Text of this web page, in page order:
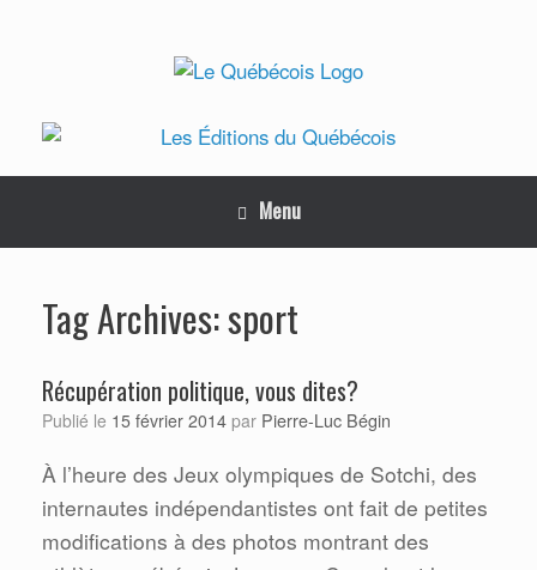
Menu
Tag Archives:sport
Récupération politique, vous dites?
Publié le 15 février 2014 par Pierre-Luc Bégin
À l’heure des Jeux olympiques de Sotchi, des
internautes indépendantistes ont fait de petites
modifications à des photos montrant des